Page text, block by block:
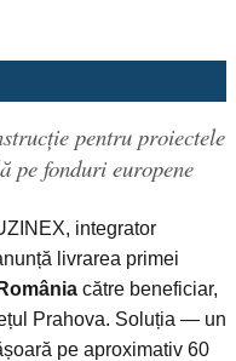
pentru proiectele
pe fonduri europene
integrator
livrarea primei
către beneficiar,
Prahova. Soluția — un
pe aproximativ 60